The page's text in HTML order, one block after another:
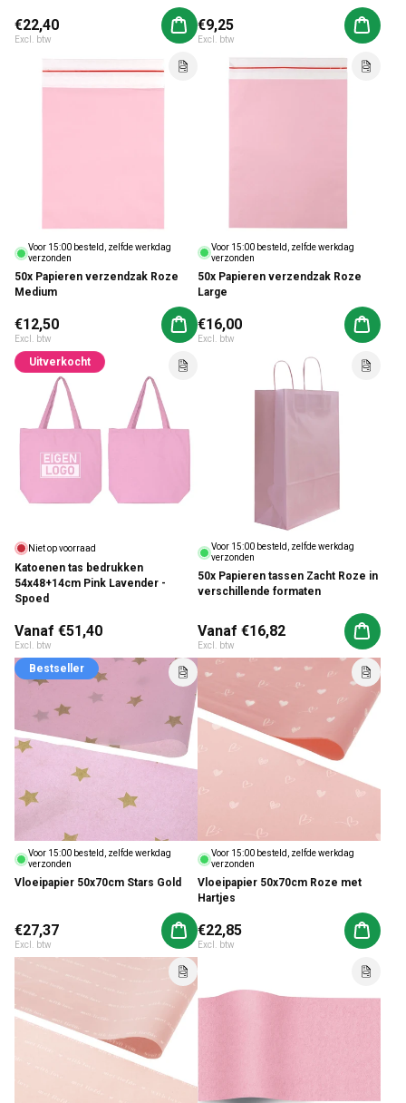
Normale prijs
€22,40
Excl. btw
Aan winkelwagen toevoegen
Normale prijs
€9,25
Excl. btw
Aan
Voor 15:00 besteld, zelfde werkdag
verzonden
50x Papieren verzendzak Roze
Medium
Normale prijs
€12,50
Excl. btw
Aan winkelwagen toevoegen
Voor 15:00 besteld, zelfde werkdag
verzonden
50x Papieren verzendzak Roze
Large
Normale prijs
€16,00
Excl. btw
Aan
Uitverkocht
Niet op voorraad
Katoenen tas bedrukken
54x48+14cm Pink Lavender -
Spoed
Normale prijs
Vanaf €51,40
Excl. btw
Voor 15:00 besteld, zelfde werkdag
verzonden
50x Papieren tassen Zacht Roze in
verschillende formaten
Normale prijs
Vanaf €16,82
Excl. btw
Aan
Bestseller
Voor 15:00 besteld, zelfde werkdag
verzonden
Vloeipapier 50x70cm Stars Gold
Normale prijs
€27,37
Excl. btw
Aan winkelwagen toevoegen
Voor 15:00 besteld, zelfde werkdag
verzonden
Vloeipapier 50x70cm Roze met
Hartjes
Normale prijs
€22,85
Excl. btw
Aan